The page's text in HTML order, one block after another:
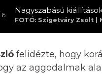
6 Nagyszabású
FOTÓ: Szigetváry Zsolt |
felidézte, hogy
az aggodalmak